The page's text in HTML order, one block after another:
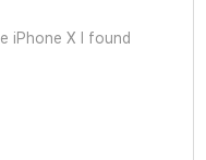
iPhone X I found